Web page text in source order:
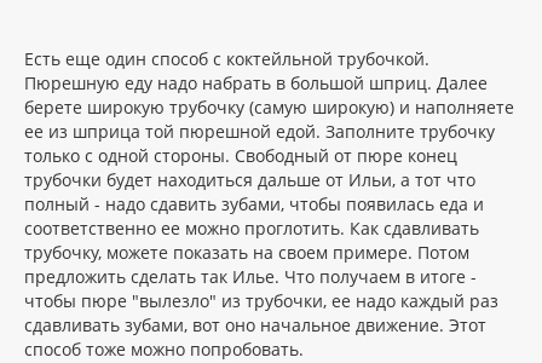
Есть еще один способ с коктейльной трубочкой.
Пюрешную еду надо набрать в большой шприц. Далее
берете широкую трубочку (самую широкую) и наполняете
ее из шприца той пюрешной едой. Заполните трубочку
только с одной стороны. Свободный от пюре конец
трубочки будет находиться дальше от Ильи, а тот что
полный - надо сдавить зубами, чтобы появилась еда и
соответственно ее можно проглотить. Как сдавливать
трубочку, можете показать на своем примере. Потом
предложить сделать так Илье. Что получаем в итоге -
чтобы пюре "вылезло" из трубочки, ее надо каждый раз
сдавливать зубами, вот оно начальное движение. Этот
способ тоже можно попробовать.